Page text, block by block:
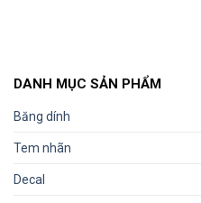
DANH MỤC SẢN PHẨM
Băng dính
Tem nhãn
Decal